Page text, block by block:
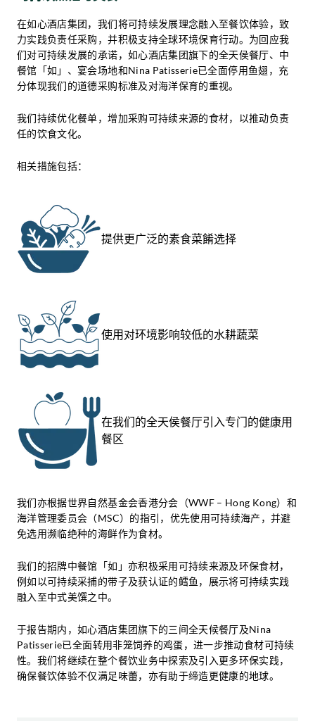
在如心酒店集团，我们将可持续发展理念融入至餐饮体验，致
力实践负责任采购，并积极支持全球环境保育行动。为回应我
们对可持续发展的承诺，如心酒店集团旗下的全天侯餐厅、中
餐馆「如」、宴会场地和Nina Patisserie已全面停用鱼翅，充
分体现我们的道德采购标准及对海洋保育的重视。
我们持续优化餐单，增加采购可持续来源的食材，以推动负责
任的饮食文化。
相关措施包括：
提供更广泛的素食菜餚选择
使用对环境影响较低的水耕蔬菜
在我们的全天侯餐厅引入专门的健康用
餐区
我们亦根据世界自然基金会香港分会（WWF – Hong Kong）和
海洋管理委员会（MSC）的指引，优先使用可持续海产，并避
免选用濒临绝种的海鲜作为食材。
我们的招牌中餐馆「如」亦积极采用可持续来源及环保食材，
例如以可持续采捕的带子及获认证的鳕鱼，展示将可持续实践
融入至中式美馔之中。
于报告期内，如心酒店集团旗下的三间全天候餐厅及Nina
Patisserie已全面转用非笼饲养的鸡蛋，进一步推动食材可持续
性。我们将继续在整个餐饮业务中探索及引入更多环保实践，
确保餐饮体验不仅满足味蕾，亦有助于缔造更健康的地球。